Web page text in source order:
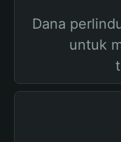
Dana
untuk